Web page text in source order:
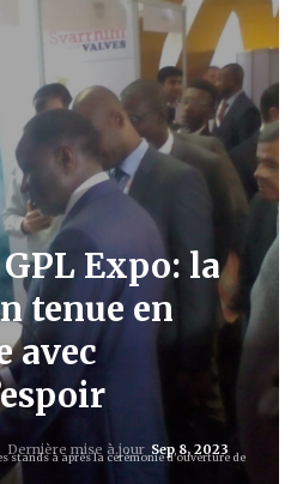
Expo: la
tenue en
avec
Dernière mise à jour Sep 8, 2023
stands à après la cérémonie d'ouverture de